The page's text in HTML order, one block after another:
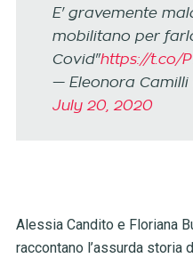
E' gravemente
mobilitano per
Covid"https://t.co/
— Eleonora Camilli
July 20, 2020
Alessia Candito e Floriana
raccontano l’assurda storia